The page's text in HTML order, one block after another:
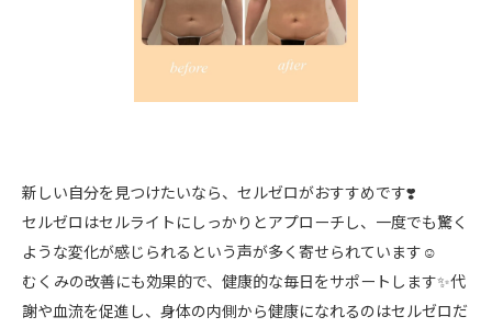
新しい自分を見つけたいなら、セルゼロがおすすめです❣️
セルゼロはセルライトにしっかりとアプローチし、一度でも驚く
ような変化が感じられるという声が多く寄せられています☺️
むくみの改善にも効果的で、健康的な毎日をサポートします✨代
謝や血流を促進し、身体の内側から健康になれるのはセルゼロだ